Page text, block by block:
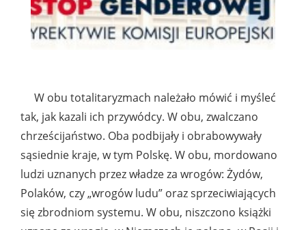
W obu totalitaryzmach należało mówić i myśleć
tak, jak kazali ich przywódcy. W obu, zwalczano
chrześcijaństwo. Oba podbijały i obrabowywały
sąsiednie kraje, w tym Polskę. W obu, mordowano
ludzi uznanych przez władze za wrogów: Żydów,
Polaków, czy „wrogów ludu” oraz sprzeciwiających
się zbrodniom systemu. W obu, niszczono książki